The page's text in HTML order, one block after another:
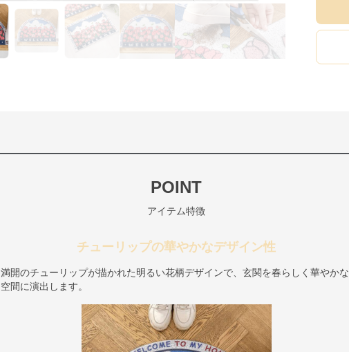
POINT
アイテム特徴
チューリップの華やかなデザイン性
満開のチューリップが描かれた明るい花柄デザインで、玄関を春らしく華やかな
空間に演出します。